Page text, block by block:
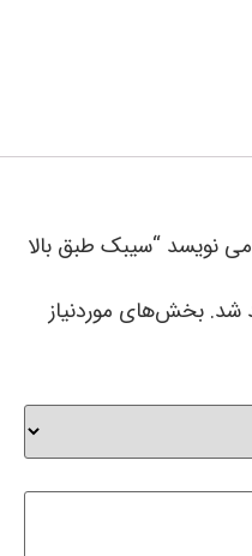
نویسد “سیبک طبق بالا
شد. بخش‌های موردنیاز